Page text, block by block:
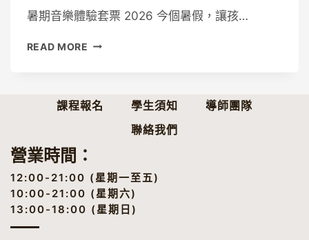
暑期音樂體驗套票 2026 今個暑假，讓孩…
READ MORE 🎸
樂
2026
☀️
課程報名 學生須知
導師團隊
聯絡我們
營業時間：
12:00-21:00 (星期一至五)
10:00-21:00 (星期六)
13:00-18:00 (星期日)